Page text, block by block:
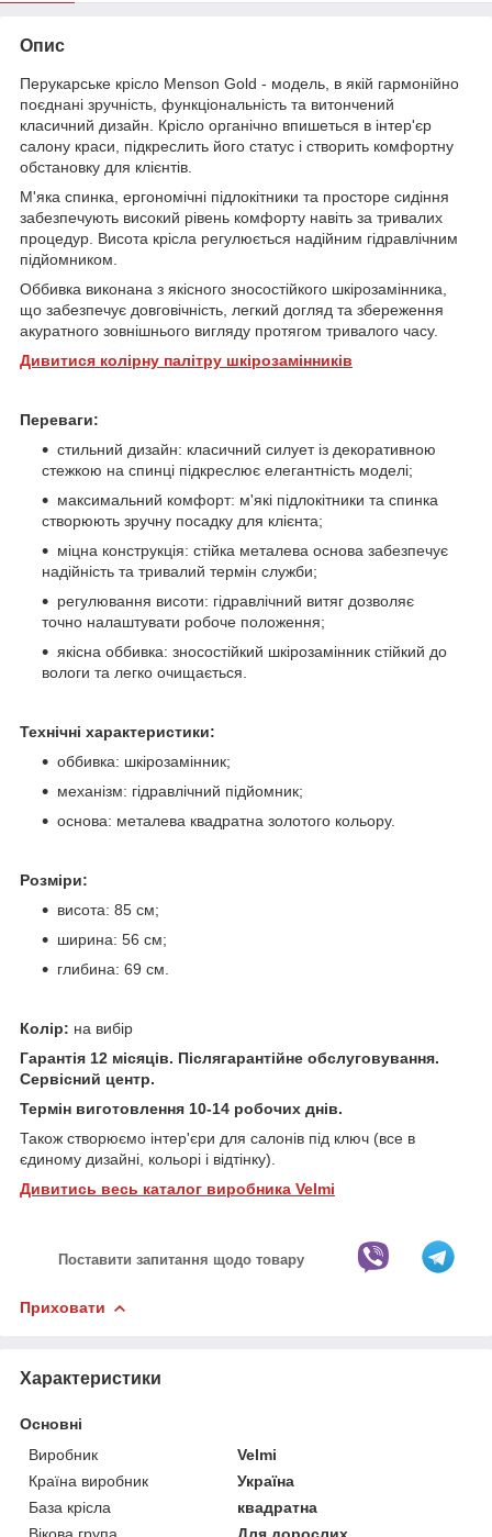
Опис
Перукарське крісло Menson Gold - модель, в якій гармонійно
поєднані зручність, функціональність та витончений
класичний дизайн. Крісло органічно впишеться в інтер'єр
салону краси, підкреслить його статус і створить комфортну
обстановку для клієнтів.
М'яка спинка, ергономічні підлокітники та просторе сидіння
забезпечують високий рівень комфорту навіть за тривалих
процедур. Висота крісла регулюється надійним гідравлічним
підйомником.
Оббивка виконана з якісного зносостійкого шкірозамінника,
що забезпечує довговічність, легкий догляд та збереження
акуратного зовнішнього вигляду протягом тривалого часу.
Дивитися колірну палітру шкірозамінників
Переваги:
стильний дизайн: класичний силует із декоративною
стежкою на спинці підкреслює елегантність моделі;
максимальний комфорт: м'які підлокітники та спинка
створюють зручну посадку для клієнта;
міцна конструкція: стійка металева основа забезпечує
надійність та тривалий термін служби;
регулювання висоти: гідравлічний витяг дозволяє
точно налаштувати робоче положення;
якісна оббивка: зносостійкий шкірозамінник стійкий до
вологи та легко очищається.
Технічні характеристики:
оббивка: шкірозамінник;
механізм: гідравлічний підйомник;
основа: металева квадратна золотого кольору.
Розміри:
висота: 85 см;
ширина: 56 см;
глибина: 69 см.
Колір: на вибір
Гарантія 12 місяців. Післягарантійне обслуговування.
Сервісний центр.
Термін виготовлення 10-14 робочих днів.
Також створюємо інтер'єри для салонів під ключ (все в
єдиному дизайні, кольорі і відтінку).
Дивитись весь каталог виробника Velmi
Поставити запитання щодо товару
Приховати
Характеристики
Основні
Виробник
Velmi
Країна виробник
Україна
База крісла
квадратна
Вікова група
Для дорослих